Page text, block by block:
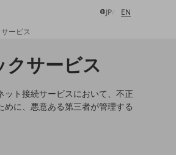
サービス
ト接続サービスにおいて、不正
に、悪意ある第三者が管理する
JP日本語
ENEnglish
ービス